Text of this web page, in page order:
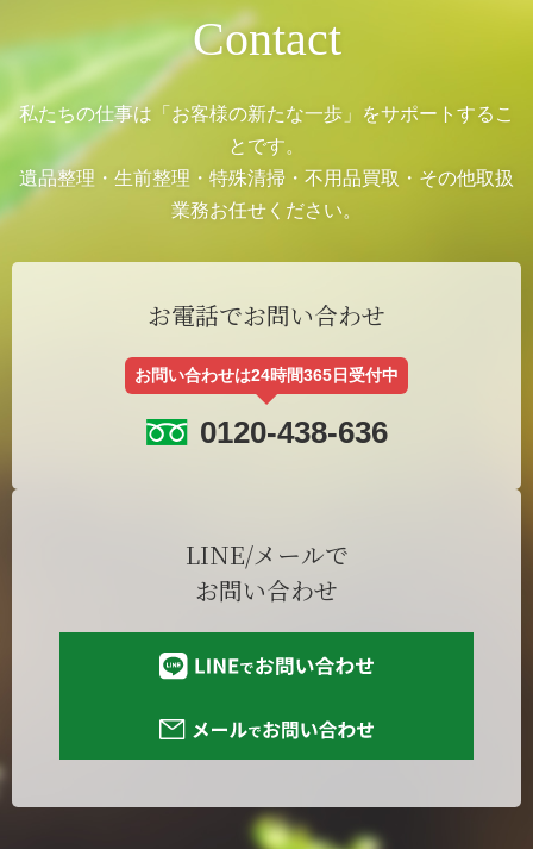
Contact
私たちの仕事は「お客様の新たな一歩」をサポートするこ
とです。
遺品整理・生前整理・特殊清掃・不用品買取・その他取扱
業務お任せください。
お電話でお問い合わせ
お問い合わせは24時間365日受付中
0120-438-636
LINE/メールで
お問い合わせ